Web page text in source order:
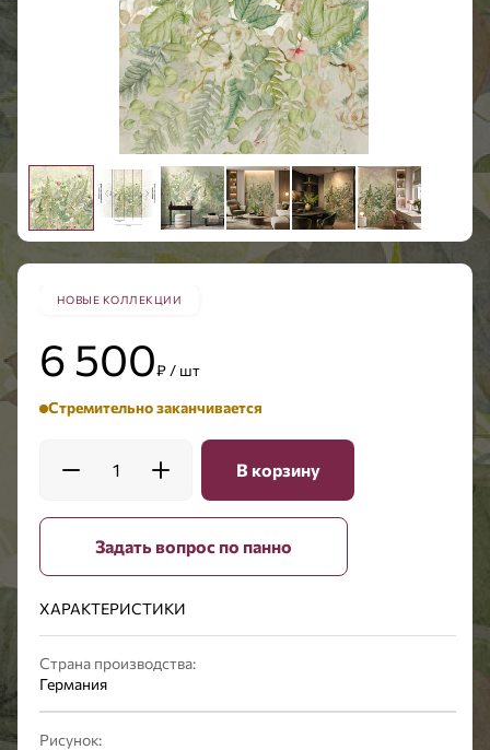
НОВЫЕ КОЛЛЕКЦИИ
6 500₽ / шт
Стремительно заканчивается
1 В корзину
Задать вопрос по панно
ХАРАКТЕРИСТИКИ
Страна производства:
Германия
Рисунок: